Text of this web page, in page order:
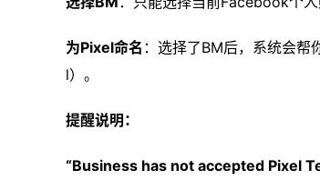
为Pixel命名 ：选择了BM后，系统会帮
l）。
提醒说明：
“Business has not accepted Pixel